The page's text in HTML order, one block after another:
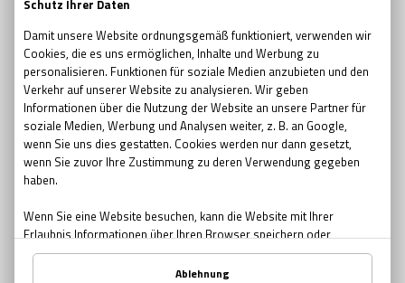
escape room movie
no escape room
escape room 2017
Ostern
Ostern in Bremen
Ostern in München
Ostern in Nürnberg
Teambuilding
Teambuilding Möglichkeiten Bremen
Teambuilding Möglichkeiten Nürnberg
Muttertag
Geschenke zum Muttertag